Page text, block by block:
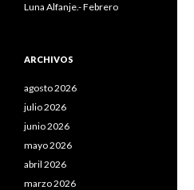
Luna Alfanje.- Febrero
ARCHIVOS
agosto 2026
julio 2026
junio 2026
mayo 2026
abril 2026
marzo 2026